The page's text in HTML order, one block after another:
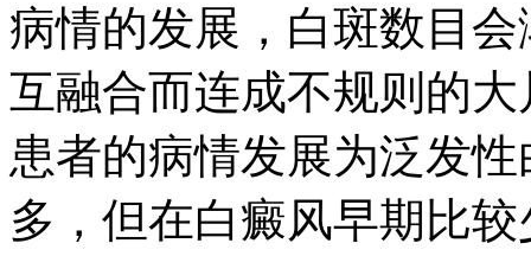
病情的发展，白斑数目
互融合而连成不规则的
患者的病情发展为泛发
多，但在白癜风早期比